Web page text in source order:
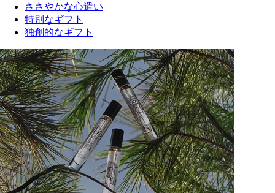
ささやかな心遣い
特別なギフト
独創的なギフト